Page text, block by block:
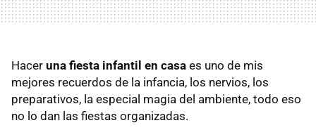
Hacer una fiesta infantil en casa es uno de mis
mejores recuerdos de la infancia, los nervios, los
preparativos, la especial magia del ambiente, todo eso
no lo dan las fiestas organizadas.